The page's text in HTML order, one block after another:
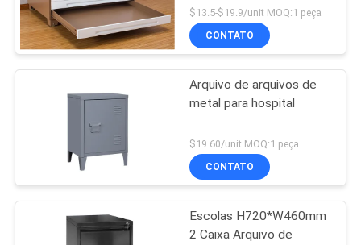
PEÇA
UMAS
CITAÇÕES
PRIVACY
metálicos para 100 kg
$13.5-$19.9/unit MOQ:1 peça
CONTATO
Arquivo de arquivos de
metal para hospital
$19.60/unit MOQ:1 peça
CONTATO
Escolas H720*W460mm
2 Caixa Arquivo de